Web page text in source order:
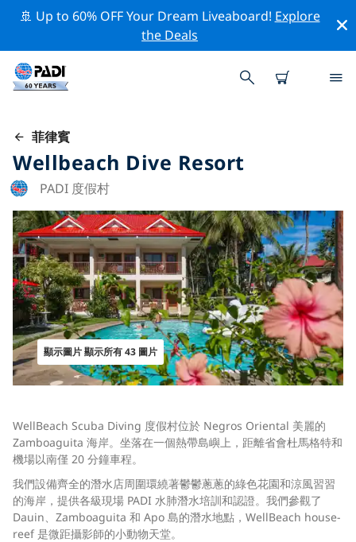
🚢 Up to 60% OFF Your Dream Liveaboard! Explore
the Deals
菲律賓
Wellbeach Dive Resort
PADI 度假村
顯示圖片 顯示所有 43 圖片
WellBeach Scuba Diving 度假村位於 Negros Oriental 美麗的
Zamboaguita 海岸。坐落在一個熱帶島嶼上，距離省會杜馬格特和
機場以南僅 20 分鐘車程。
我們設備齊全的潛水店周圍環繞著鬱鬱蔥蔥的綠色花園和涼風習習
的海岸，提供各級現場 PADI 水肺潛水培訓和認證。我們參觀了
Dauin、Zamboaguita 和 Apo 島的潛水地點，WellBeach house-
reef 是微距攝影師的小動物天堂。